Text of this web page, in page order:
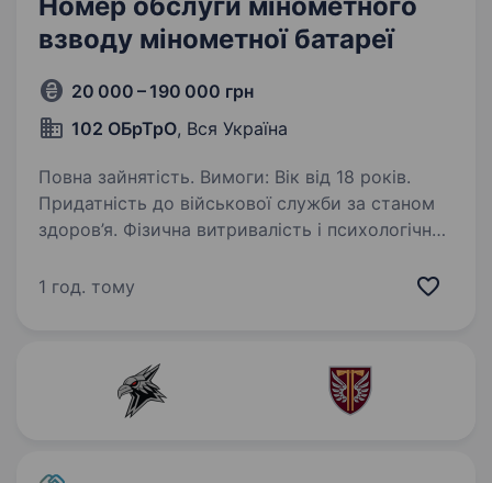
взводу мінометної батареї
20 000 – 190 000 грн
102 ОБрТрО, Вся Україна
Повна зайнятість. Вимоги: Вік від 18 років.
Придатність до військової служби за станом
здоров’я. Фізична витривалість і психологічна
та виконувати накази командира. Готовність
1 год. тому